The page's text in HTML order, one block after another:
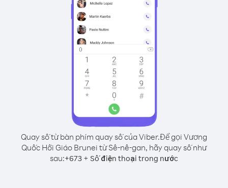
Quay số từ bàn phím quay số của Viber.Để gọi Vương
Quốc Hồi Giáo Brunei từ Sê-nê-gan, hãy quay số như
sau:+673 + Số điện thoại trong nước